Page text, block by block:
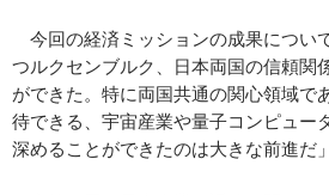
今回の経済ミッションの成果につい
つルクセンブルク、日本両国の信頼関
ができた。特に両国共通の関心領域で
待できる、宇宙産業や量子コンピュー
深めることができたのは大きな前進だ